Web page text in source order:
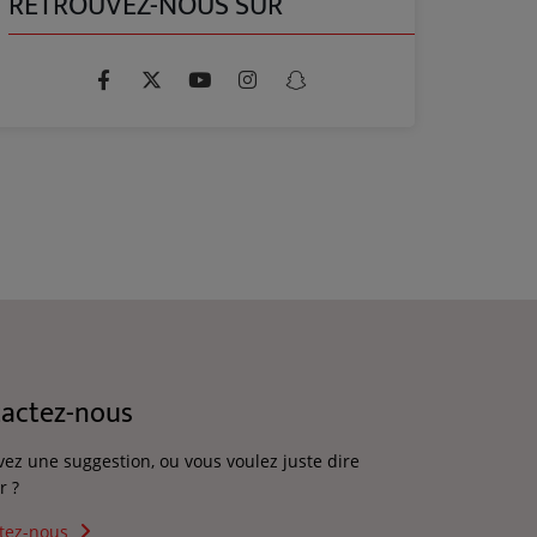
nous
une suggestion, ou vous voulez juste dire
?
nous